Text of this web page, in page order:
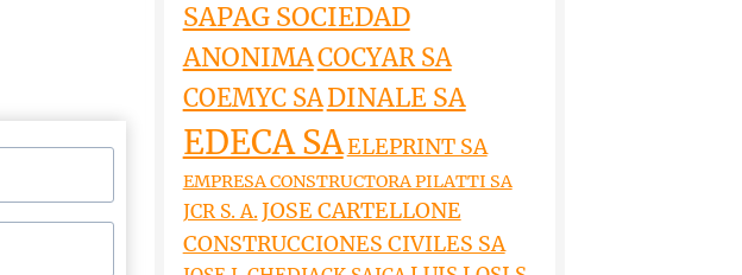
SAPAG SOCIEDAD
ANONIMACOCYAR SA
COEMYC SADINALE SA
EDECA SAELEPRINT SA
EMPRESA CONSTRUCTORA PILATTI SA
JCR S. A.JOSE CARTELLONE
CONSTRUCCIONES CIVILES SA